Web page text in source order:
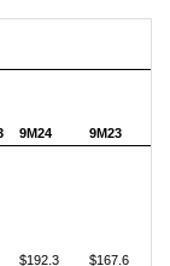
9M24 9M23
$192.3 $167.6